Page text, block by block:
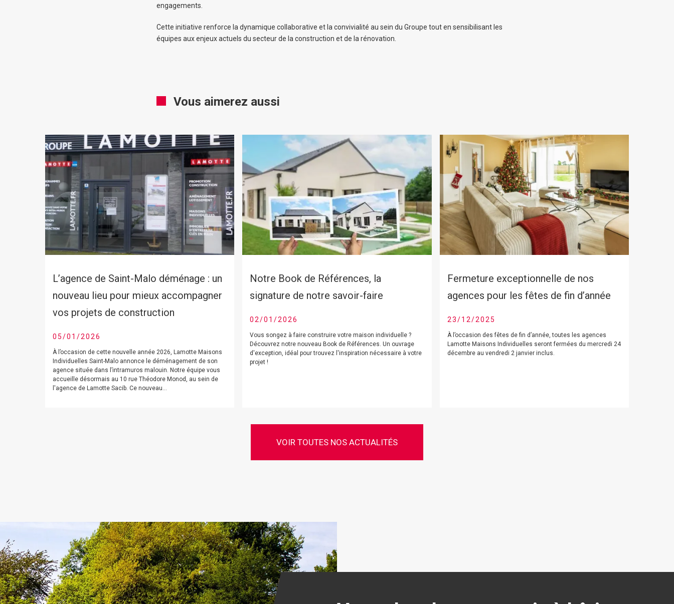
engagements.
Cette initiative renforce la dynamique collaborative et la convivialité au sein du Groupe tout en sensibilisant les
équipes aux enjeux actuels du secteur de la construction et de la rénovation.
Vous aimerez aussi
L’agence de Saint-Malo déménage : un
nouveau lieu pour mieux accompagner
vos projets de construction
05/01/2026
À l’occasion de cette nouvelle année 2026, Lamotte Maisons
Individuelles Saint-Malo annonce le déménagement de son
agence située dans l’intramuros malouin. Notre équipe vous
accueille désormais au 10 rue Théodore Monod, au sein de
l'agence de Lamotte Sacib. Ce nouveau...
Notre Book de Références, la
signature de notre savoir-faire
02/01/2026
Vous songez à faire construire votre maison individuelle ?
Découvrez notre nouveau Book de Références. Un ouvrage
d'exception, idéal pour trouvez l'inspiration nécessaire à votre
projet !
Fermeture exceptionnelle de nos
agences pour les fêtes de fin d’année
23/12/2025
À l’occasion des fêtes de fin d’année, toutes les agences
Lamotte Maisons Individuelles seront fermées du mercredi 24
décembre au vendredi 2 janvier inclus.
VOIR TOUTES NOS ACTUALITÉS